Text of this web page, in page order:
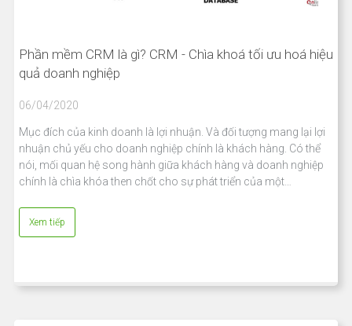
Phần mềm CRM là gì? CRM - Chìa khoá tối ưu hoá hiệu
quả doanh nghiệp
06/04/2020
Mục đích của kinh doanh là lợi nhuận. Và đối tượng mang lại lợi
nhuận chủ yếu cho doanh nghiệp chính là khách hàng. Có thể
nói, mối quan hệ song hành giữa khách hàng và doanh nghiệp
chính là chìa khóa then chốt cho sự phát triển của một…
Xem tiếp